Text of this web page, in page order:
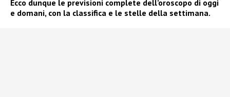
Ecco dunque le previsioni complete dell’oroscopo di oggi
e domani, con la classifica e le stelle della settimana.